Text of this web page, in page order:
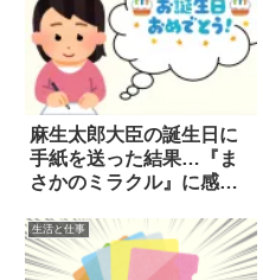
麻生太郎大臣の誕生日に
手紙を送った結果…『ま
さかのミラクル』に感
生活と仕事